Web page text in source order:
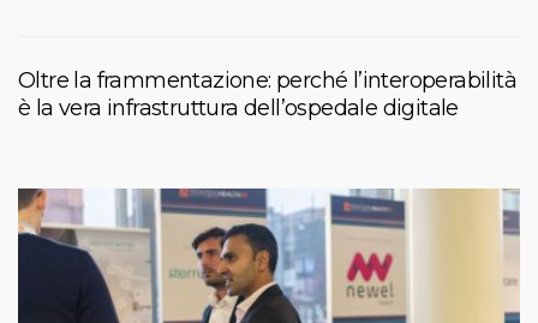
Oltre la frammentazione: perché l’interoperabilità
è la vera infrastruttura dell’ospedale digitale